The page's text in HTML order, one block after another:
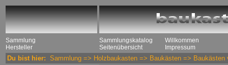
Sammlung
Hersteller
Sammlungskatalog
Seitenübersicht
Willkommen
Impressum
Du bist hier: Sammlung => Holzbaukasten => Baukästen => Baukästen